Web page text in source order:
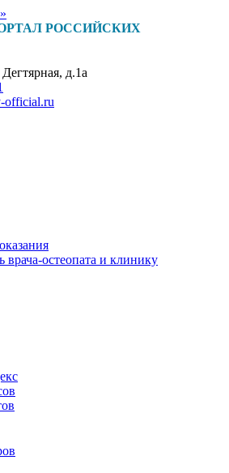
РОССИЙСКИХ
д.1а
official.ru
врача-остеопата и клинику